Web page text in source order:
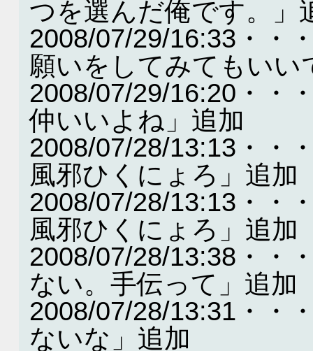
つを選んだ俺です。」
2008/07/29/16:33・・
願いをしてみてもいい
2008/07/29/16:20・・
仲いいよね」追加
2008/07/28/13:13・・
風邪ひくにょろ」追加
2008/07/28/13:13・・
風邪ひくにょろ」追加
2008/07/28/13:38・・
ない。手伝って」追加
2008/07/28/13:31・・
ないな」追加